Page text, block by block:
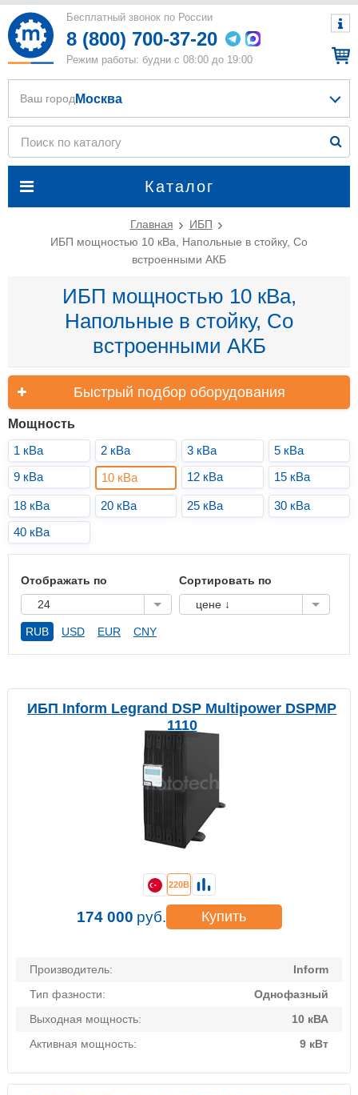
Бесплатный звонок по России
8 (800) 700-37-20
Режим работы: будни с 08:00 до 19:00
Каталог
Ваш город Москва
Главная
ИБП
ИБП мощностью 10 кВа, Напольные в стойку, Со
встроенными АКБ
ИБП мощностью 10 кВа,
Напольные в стойку, Со
встроенными АКБ
Быстрый подбор оборудования
Мощность
1 кВа
2 кВа 3 кВа
5 кВа
9 кВа
10 кВа 12 кВа 15 кВа
18 кВа 20 кВа 25 кВа
30 кВа
40 кВа
Отображать по
24
Сортировать по
цене ↓
RUB USD EUR CNY
ИБП Inform Legrand DSP Multipower DSPMP
1110
Производитель:
Inform
Тип фазности:
Однофазный
Выходная мощность:
10 кВА
Активная мощность:
9 кВт
220В
174 000 руб. Купить